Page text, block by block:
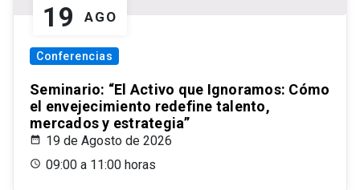
19 AGO
Conferencias
Seminario: “El Activo que Ignoramos: Cómo
el envejecimiento redefine talento,
mercados y estrategia”
19 de Agosto de 2026
09:00 a 11:00 horas